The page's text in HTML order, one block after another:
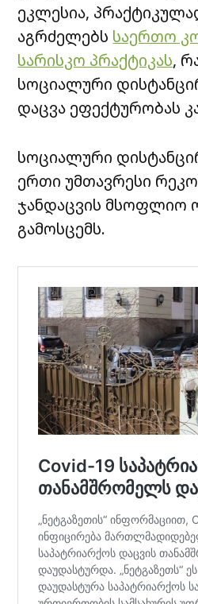
ეკლესია,
აგრძელებს საერთო
სარისკო პრაქტიკას,
სოციალური
დაცვა ეფექტურობას
სოციალური
ერთი უმთავრესი
ჯანდაცვის მსოფლიო
გამოსცემს.